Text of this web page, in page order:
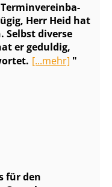
Herr Heid hat
Selbst diverse
er geduldig,
[...mehr]
für den